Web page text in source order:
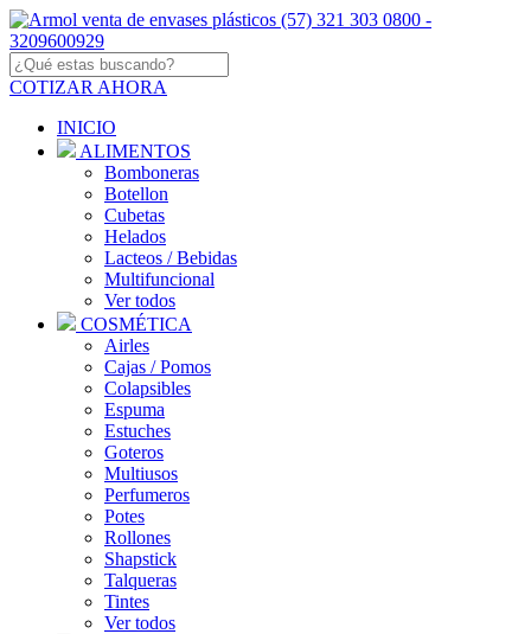
COTIZAR AHORA
INICIO
ALIMENTOS
Bomboneras
Botellon
Cubetas
Helados
Lacteos / Bebidas
Multifuncional
Ver todos
COSMÉTICA
Airles
Cajas / Pomos
Colapsibles
Espuma
Estuches
Goteros
Multiusos
Perfumeros
Potes
Rollones
Shapstick
Talqueras
Tintes
Ver todos